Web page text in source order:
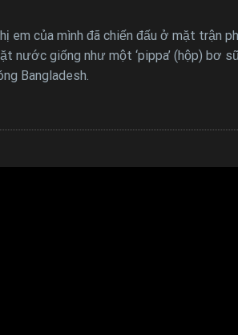
em của mình đã chiến đấu ở mặt trận
giống như một ‘pippa’ (hộp) bơ
Bangladesh.